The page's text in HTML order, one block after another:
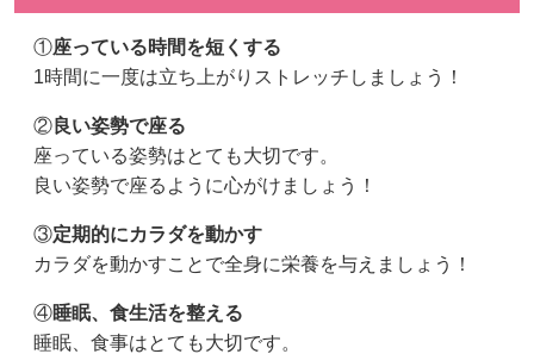
①座っている時間を短くする
1時間に一度は立ち上がりストレッチしましょう！
② 良い姿勢で座る
座っている姿勢はとても大切です。
良い姿勢で座るように心がけましょう！
③定期的にカラダを動かす
カラダを動かすことで全身に栄養を与えましょう！
④睡眠、食生活を整える
睡眠、食事はとても大切です。